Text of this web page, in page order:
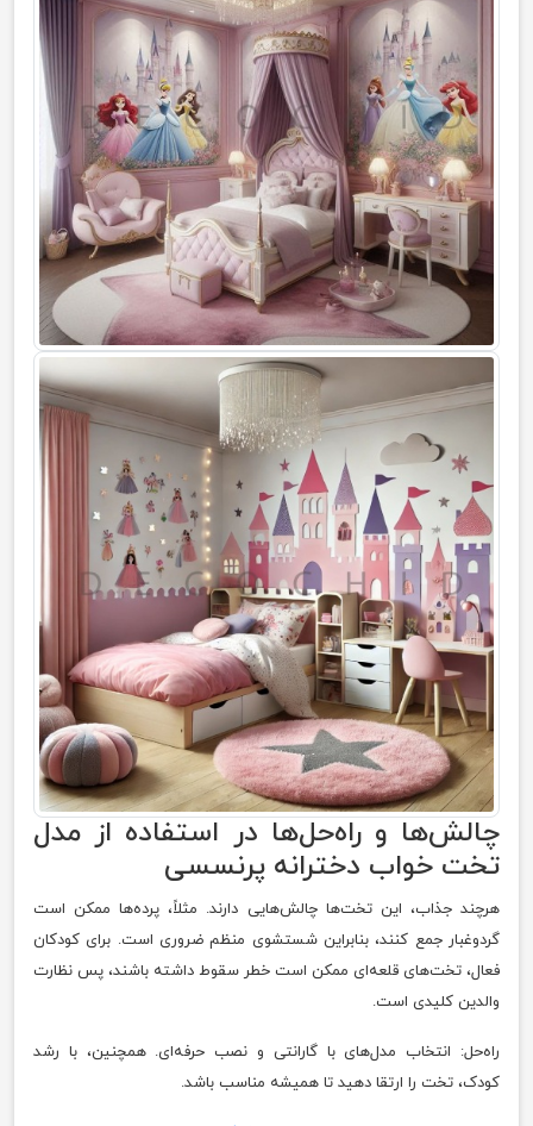
چالش‌ها و راه‌حل‌ها در استفاده از مدل
تخت خواب دخترانه پرنسسی
هرچند جذاب، این تخت‌ها چالش‌هایی دارند. مثلاً، پرده‌ها ممکن است
گردوغبار جمع کنند، بنابراین شستشوی منظم ضروری است. برای کودکان
فعال، تخت‌های قلعه‌ای ممکن است خطر سقوط داشته باشند، پس نظارت
والدین کلیدی است.
راه‌حل: انتخاب مدل‌های با گارانتی و نصب حرفه‌ای. همچنین، با رشد
کودک، تخت را ارتقا دهید تا همیشه مناسب باشد.